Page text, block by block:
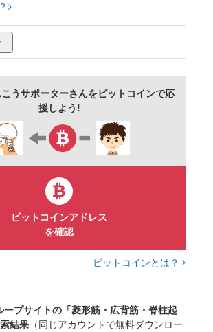
うサポーターさんをビットコインで応
援しよう!
ビットコインアドレス
を確認
ビットコインとは？
ープサイトの「菱形筋・広背筋・脊柱起
結果 （同じアカウントで無料ダウンロー